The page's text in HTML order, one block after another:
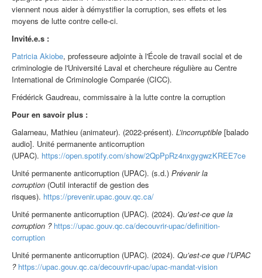
viennent nous aider à démystifier la corruption, ses effets et les
moyens de lutte contre celle-ci.
Invité.e.s :
Patricia Akiobe, professeure adjointe à l'École de travail social et de
criminologie de l'Université Laval et chercheure régulière au Centre
International de Criminologie Comparée (CICC).
Frédérick Gaudreau, commissaire à la lutte contre la corruption
Pour en savoir plus :
Galarneau, Mathieu (animateur). (2022-présent). L’incorruptible [balado
audio]. Unité permanente anticorruption
(UPAC). https://open.spotify.com/show/2QpPpRz4nxgygwzKREE7ce
Unité permanente anticorruption (UPAC). (s.d.) Prévenir la
corruption (Outil interactif de gestion des
risques). https://prevenir.upac.gouv.qc.ca/
Unité permanente anticorruption (UPAC). (2024). Qu’est-ce que la
corruption ? https://upac.gouv.qc.ca/decouvrir-upac/definition-
corruption
Unité permanente anticorruption (UPAC). (2024). Qu’est-ce que l’UPAC
? https://upac.gouv.qc.ca/decouvrir-upac/upac-mandat-vision